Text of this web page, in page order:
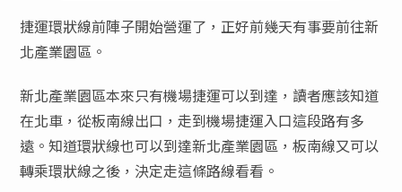
捷運環狀線前陣子開始營運了，正好前幾天有事要前往新
北產業園區。
新北產業園區本來只有機場捷運可以到達，讀者應該知道
在北車，從板南線出口，走到機場捷運入口這段路有多
遠。知道環狀線也可以到達新北產業園區，板南線又可以
轉乘環狀線之後，決定走這條路線看看。